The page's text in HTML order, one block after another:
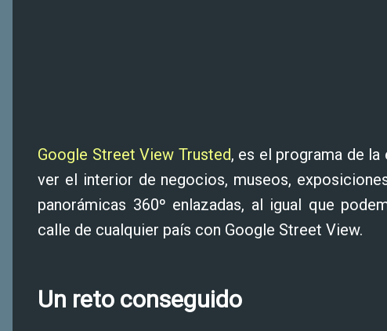
Google Street View Trusted, es el programa de
ver el interior de negocios, museos,
panorámicas 360º enlazadas, al igual que
calle de cualquier país con Google Street View.
Un reto conseguido